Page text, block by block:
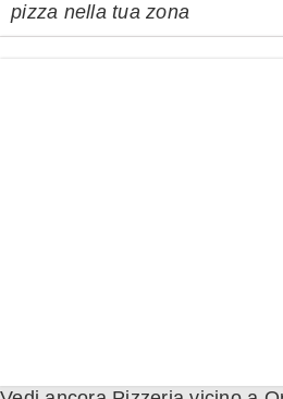
pizza nella tua zona